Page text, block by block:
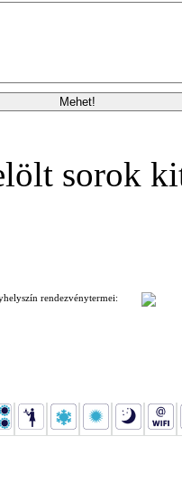
sorok
rendezvénytermei: